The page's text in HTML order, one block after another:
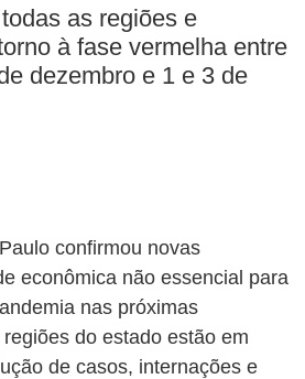
as regiões e
à fase vermelha entre
dezembro e 1 e 3 de
confirmou novas
econômica não essencial para
nas próximas
do estado estão em
de casos, internações e